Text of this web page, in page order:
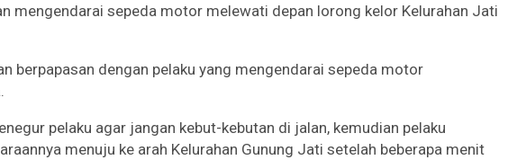
mengendarai sepeda motor melewati depan lorong kelor Kelurahan Jati
berpapasan dengan pelaku yang mengendarai sepeda motor
pelaku agar jangan kebut-kebutan di jalan, kemudian pelaku
menuju ke arah Kelurahan Gunung Jati setelah beberapa menit